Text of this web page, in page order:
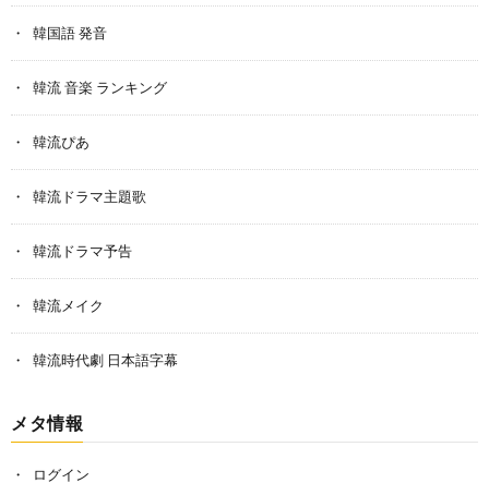
韓国語 発音
韓流 音楽 ランキング
韓流ぴあ
韓流ドラマ主題歌
韓流ドラマ予告
韓流メイク
韓流時代劇 日本語字幕
メタ情報
ログイン